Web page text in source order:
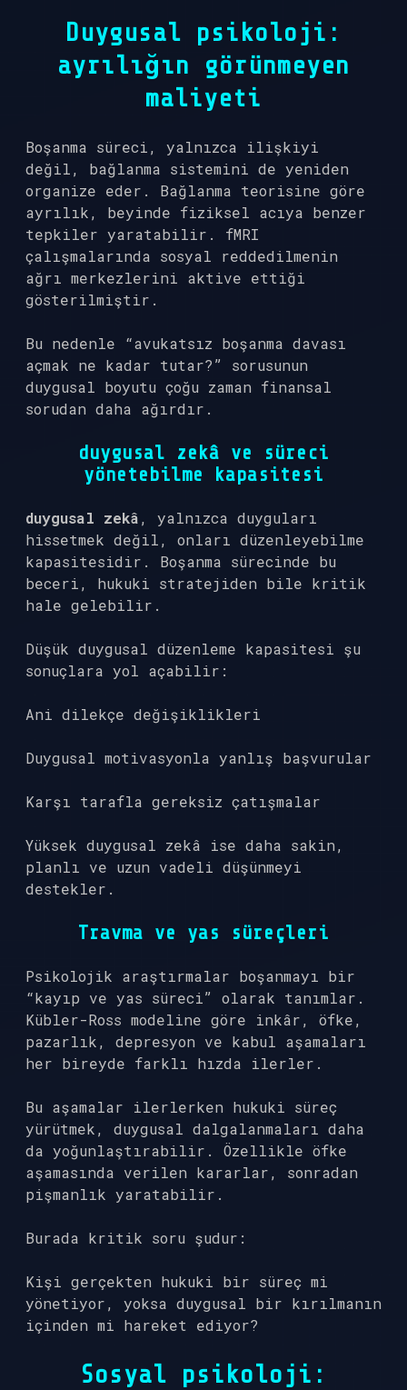
Duygusal psikoloji:
ayrılığın görünmeyen
maliyeti
Boşanma süreci, yalnızca ilişkiyi
değil, bağlanma sistemini de yeniden
organize eder. Bağlanma teorisine göre
ayrılık, beyinde fiziksel acıya benzer
tepkiler yaratabilir. fMRI
çalışmalarında sosyal reddedilmenin
ağrı merkezlerini aktive ettiği
gösterilmiştir.
Bu nedenle “avukatsız boşanma davası
açmak ne kadar tutar?” sorusunun
duygusal boyutu çoğu zaman finansal
sorudan daha ağırdır.
duygusal zekâ ve süreci
yönetebilme kapasitesi
duygusal zekâ, yalnızca duyguları
hissetmek değil, onları düzenleyebilme
kapasitesidir. Boşanma sürecinde bu
beceri, hukuki stratejiden bile kritik
hale gelebilir.
Düşük duygusal düzenleme kapasitesi şu
sonuçlara yol açabilir:
Ani dilekçe değişiklikleri
Duygusal motivasyonla yanlış başvurular
Karşı tarafla gereksiz çatışmalar
Yüksek duygusal zekâ ise daha sakin,
planlı ve uzun vadeli düşünmeyi
destekler.
Travma ve yas süreçleri
Psikolojik araştırmalar boşanmayı bir
“kayıp ve yas süreci” olarak tanımlar.
Kübler-Ross modeline göre inkâr, öfke,
pazarlık, depresyon ve kabul aşamaları
her bireyde farklı hızda ilerler.
Bu aşamalar ilerlerken hukuki süreç
yürütmek, duygusal dalgalanmaları daha
da yoğunlaştırabilir. Özellikle öfke
aşamasında verilen kararlar, sonradan
pişmanlık yaratabilir.
Burada kritik soru şudur:
Kişi gerçekten hukuki bir süreç mi
yönetiyor, yoksa duygusal bir kırılmanın
içinden mi hareket ediyor?
Sosyal psikoloji: